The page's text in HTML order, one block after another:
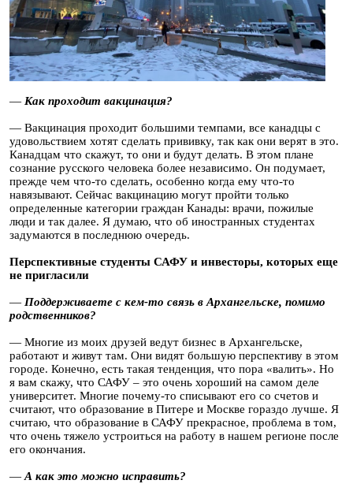
— Как проходит вакцинация?
— Вакцинация проходит большими темпами, все канадцы с
удовольствием хотят сделать прививку, так как они верят в это.
Канадцам что скажут, то они и будут делать. В этом плане
сознание русского человека более независимо. Он подумает,
прежде чем что-то сделать, особенно когда ему что-то
навязывают. Сейчас вакцинацию могут пройти только
определенные категории граждан Канады: врачи, пожилые
люди и так далее. Я думаю, что об иностранных студентах
задумаются в последнюю очередь.
Перспективные студенты САФУ и инвесторы, которых еще
не пригласили
— Поддерживаете с кем-то связь в Архангельске, помимо
родственников?
— Многие из моих друзей ведут бизнес в Архангельске,
работают и живут там. Они видят большую перспективу в этом
городе. Конечно, есть такая тенденция, что пора «валить». Но
я вам скажу, что САФУ – это очень хороший на самом деле
университет. Многие почему-то списывают его со счетов и
считают, что образование в Питере и Москве гораздо лучше. Я
считаю, что образование в САФУ прекрасное, проблема в том,
что очень тяжело устроиться на работу в нашем регионе после
его окончания.
— А как это можно исправить?